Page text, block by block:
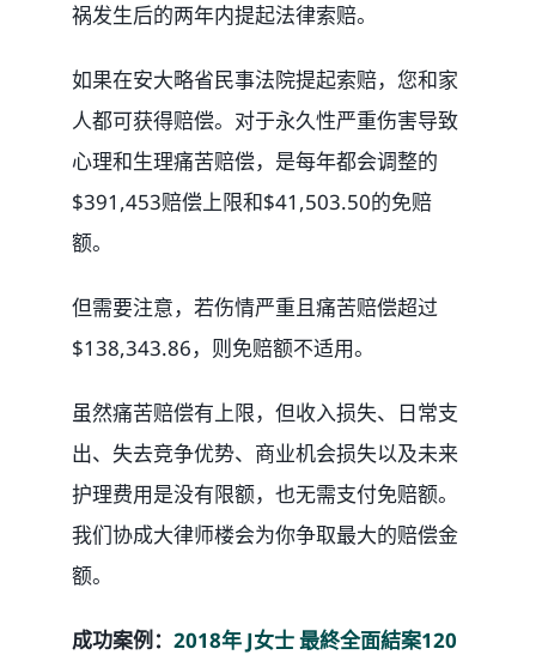
祸发生后的两年内提起法律索赔。
如果在安大略省民事法院提起索赔，您和家
人都可获得赔偿。对于永久性严重伤害导致
心理和生理痛苦赔偿，是每年都会调整的
$391,453赔偿上限和$41,503.50的免赔
额。
但需要注意，若伤情严重且痛苦赔偿超过
$138,343.86，则免赔额不适用。
虽然痛苦赔偿有上限，但收入损失、日常支
出、失去竞争优势、商业机会损失以及未来
护理费用是没有限额，也无需支付免赔额。
我们协成大律师楼会为你争取最大的赔偿金
额。
成功案例： 2018年 J女士 最終全面結案120